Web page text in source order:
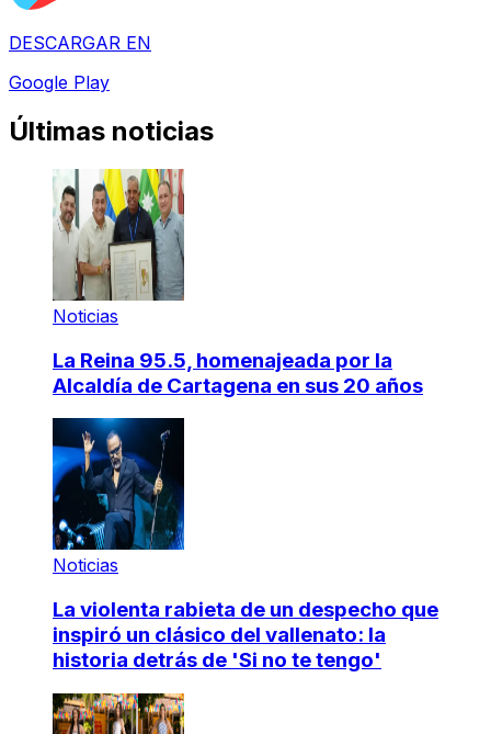
DESCARGAR EN
Google Play
Últimas noticias
Noticias
La Reina 95.5, homenajeada por la
Alcaldía de Cartagena en sus 20 años
Noticias
La violenta rabieta de un despecho que
inspiró un clásico del vallenato: la
historia detrás de 'Si no te tengo'